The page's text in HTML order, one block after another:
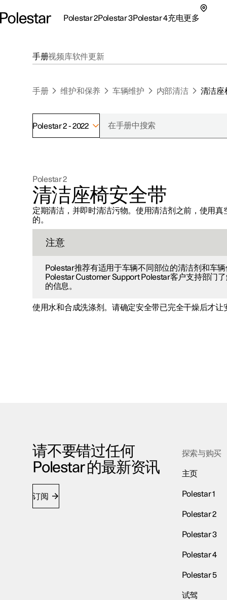
Polestar 2Polestar 3Polestar 4充电更多
联系我们
极星官方二手车
探索Polestar 3
联系我们
公共充电
家庭充电
车主服务
新闻
注册新闻
（在新窗
手册视频库软件更新
手册 维护和保养 车辆维护 内部清洁 清洁座
Polestar 2 - 2022
Polestar 2
清洁座椅安全带
定期清洁，并即时清洁污物。使用清洁剂之前，使用真
的。
注意
Polestar推荐有适用于车辆不同部位的清洁剂和车
Polestar Customer Support Polestar客户支持部门
的信息。
使用水和合成洗涤剂。请确定安全带已完全干燥后才让
请不要错过任何
Polestar 的最新资讯
订阅
探索与购买
主页
Polestar 1
Polestar 2
Polestar 3
Polestar 4
Polestar 5
试驾